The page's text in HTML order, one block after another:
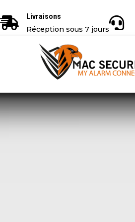
Livraisons
Réception sous 7 jours